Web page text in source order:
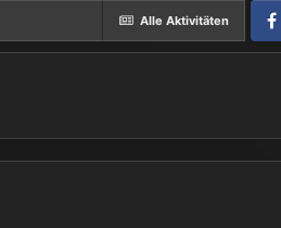
Alle Aktivitäten